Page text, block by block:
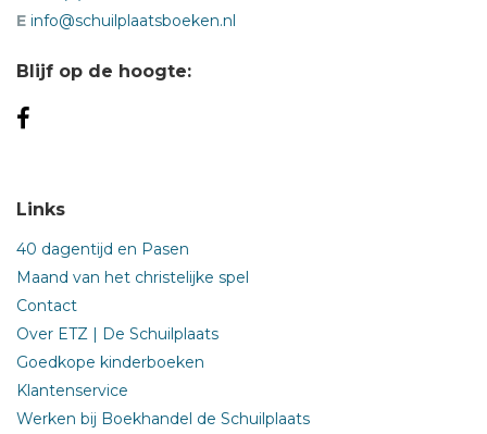
E info@schuilplaatsboeken.nl
Blijf op de hoogte:
Links
40 dagentijd en Pasen
Maand van het christelijke spel
Contact
Over ETZ | De Schuilplaats
Goedkope kinderboeken
Klantenservice
Werken bij Boekhandel de Schuilplaats